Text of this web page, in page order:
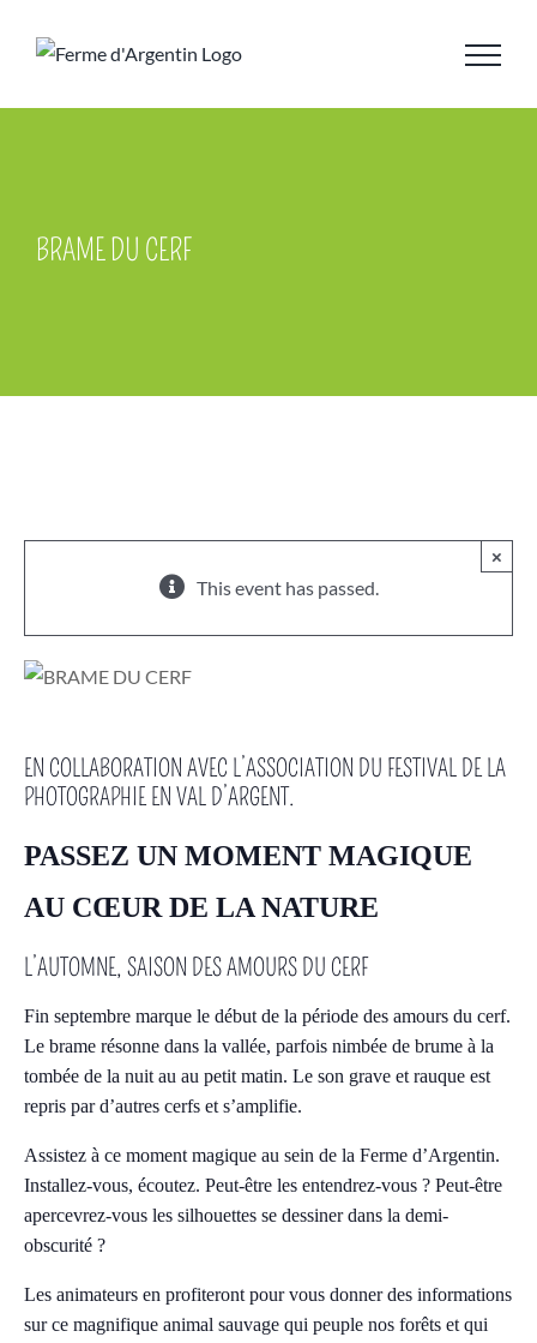
BRAME DU CERF
×
This event has passed.
EN COLLABORATION AVEC L’ASSOCIATION DU FESTIVAL DE LA
PHOTOGRAPHIE EN VAL D’ARGENT.
PASSEZ UN MOMENT MAGIQUE
AU CŒUR DE LA NATURE
L’AUTOMNE, SAISON DES AMOURS DU CERF
Fin septembre marque le début de la période des amours du cerf.
Le brame résonne dans la vallée, parfois nimbée de brume à la
tombée de la nuit au au petit matin. Le son grave et rauque est
repris par d’autres cerfs et s’amplifie.
Assistez à ce moment magique au sein de la Ferme d’Argentin.
Installez-vous, écoutez. Peut-être les entendrez-vous ? Peut-être
apercevrez-vous les silhouettes se dessiner dans la demi-
obscurité ?
Les animateurs en profiteront pour vous donner des informations
sur ce magnifique animal sauvage qui peuple nos forêts et qui